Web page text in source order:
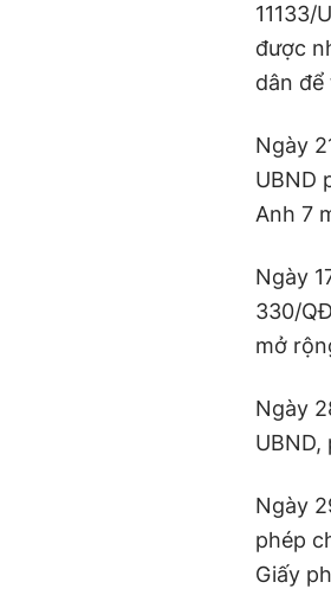
11133/
được
dân để
Ngày
UBND
Anh 7
Ngày
330/
mở
Ngày
Ngày
phép
Giấy